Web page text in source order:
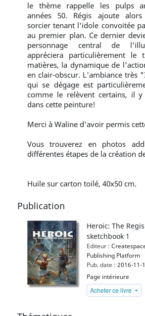
le thème rappelle les pulps
années 50. Régis ajoute
sorcier tenant l'idole convoitée
au premier plan. Ce dernier
personnage central de
appréciera particulièrement le
matières, la dynamique de
en clair-obscur. L'ambiance très
qui se dégage est
comme le relèvent certains, il
dans cette peinture!
Merci à Waline d'avoir permis
Vous trouverez en photos
différentes étapes de la création
Huile sur carton toilé, 40x50 cm.
Publication
Heroic: The
sketchbook 1
Editeur :
Publishing Platform
Pub. date : 2016-11-
Page intérieure
Acheter ce livre